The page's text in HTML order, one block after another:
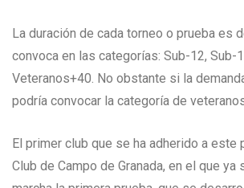
La duración de cada torneo o prueba es
convoca en las categorías: Sub-12, Sub-
Veteranos+40. No obstante si la
podría convocar la categoría de
El primer club que se ha adherido a este
Club de Campo de Granada, en el que ya